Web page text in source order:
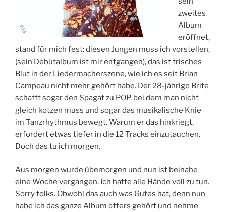
zweites
Album
eröffnet,
stand für mich fest: diesen Jungen muss ich vorstellen,
(sein Debütalbum ist mir entgangen), das ist frisches
Blut in der Liedermacherszene, wie ich es seit Brian
Campeau nicht mehr gehört habe. Der 28-jährige Brite
schafft sogar den Spagat zu POP, bei dem man nicht
gleich kotzen muss und sogar das musikalische Knie
im Tanzrhythmus bewegt. Warum er das hinkriegt,
erfordert etwas tiefer in die 12 Tracks einzutauchen.
Doch das tu ich morgen.
Aus morgen wurde übemorgen und nun ist beinahe
eine Woche vergangen. Ich hatte alle Hände voll zu tun.
Sorry folks. Obwohl das auch was Gutes hat, denn nun
habe ich das ganze Album öfters gehört und nehme